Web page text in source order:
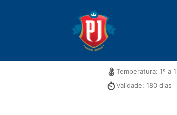
Temperatura: 1º a
Validade: 180 dias